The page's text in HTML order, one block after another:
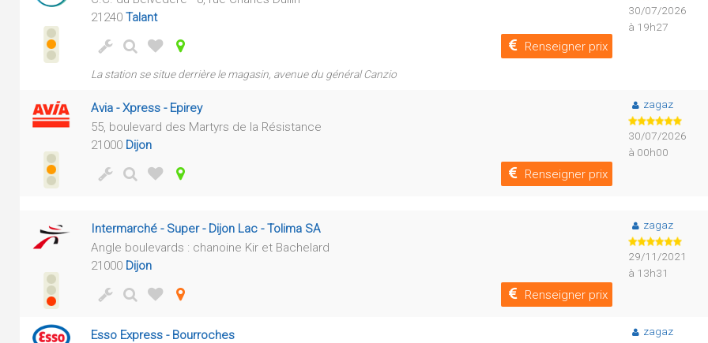
21240 Talant
Renseigner prix
La station se situe derrière le magasin, avenue du général Canzio
30/07/2026
à 19h27
Avia - Xpress - Epirey
55, boulevard des Martyrs de la Résistance
21000 Dijon
Renseigner prix
zagaz
30/07/2026
à 00h00
Intermarché - Super - Dijon Lac - Tolima SA
Angle boulevards : chanoine Kir et Bachelard
21000 Dijon
Renseigner prix
zagaz
29/11/2021
à 13h31
Esso Express - Bourroches
zagaz